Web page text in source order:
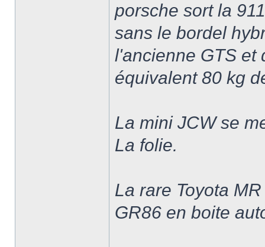
porsche sort la
sans le bordel
l'ancienne GTS et
équivalent 80 kg
La mini JCW se
La folie.
La rare Toyota
GR86 en boite